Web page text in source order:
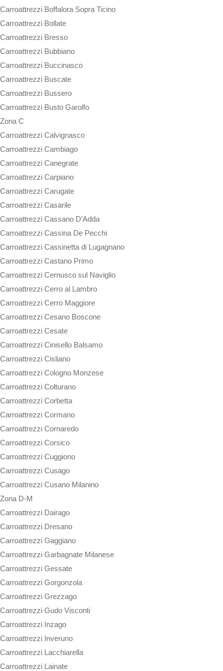
Carroattrezzi Boffalora Sopra Ticino
Carroattrezzi Bollate
Carroattrezzi Bresso
Carroattrezzi Bubbiano
Carroattrezzi Buccinasco
Carroattrezzi Buscate
Carroattrezzi Bussero
Carroattrezzi Busto Garolfo
Zona C
Carroattrezzi Calvignasco
Carroattrezzi Cambiago
Carroattrezzi Canegrate
Carroattrezzi Carpiano
Carroattrezzi Carugate
Carroattrezzi Casarile
Carroattrezzi Cassano D’Adda
Carroattrezzi Cassina De Pecchi
Carroattrezzi Cassinetta di Lugagnano
Carroattrezzi Castano Primo
Carroattrezzi Cernusco sul Naviglio
Carroattrezzi Cerro al Lambro
Carroattrezzi Cerro Maggiore
Carroattrezzi Cesano Boscone
Carroattrezzi Cesate
Carroattrezzi Cinisello Balsamo
Carroattrezzi Cisliano
Carroattrezzi Cologno Monzese
Carroattrezzi Colturano
Carroattrezzi Corbetta
Carroattrezzi Cormano
Carroattrezzi Cornaredo
Carroattrezzi Corsico
Carroattrezzi Cuggiono
Carroattrezzi Cusago
Carroattrezzi Cusano Milanino
Zona D-M
Carroattrezzi Dairago
Carroattrezzi Dresano
Carroattrezzi Gaggiano
Carroattrezzi Garbagnate Milanese
Carroattrezzi Gessate
Carroattrezzi Gorgonzola
Carroattrezzi Grezzago
Carroattrezzi Gudo Visconti
Carroattrezzi Inzago
Carroattrezzi Inveruno
Carroattrezzi Lacchiarella
Carroattrezzi Lainate